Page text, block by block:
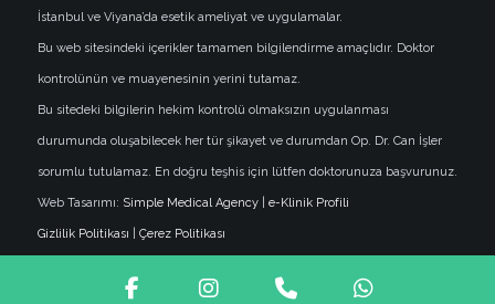
İstanbul ve Viyana’da esetik ameliyat ve uygulamalar.
Bu web sitesindeki içerikler tamamen bilgilendirme amaçlıdır. Doktor
kontrolünün ve muayenesinin yerini tutamaz.
Bu sitedeki bilgilerin hekim kontrolü olmaksızın uygulanması
durumunda oluşabilecek her tür şikayet ve durumdan Op. Dr. Can İşler
sorumlu tutulamaz. En doğru teşhis için lütfen doktorunuza başvurunuz.
Web Tasarımı: Simple Medical Agency| e-Klinik Profili
Gizlilik Politikası Çerez Politikası
FacebookInstagramPhone